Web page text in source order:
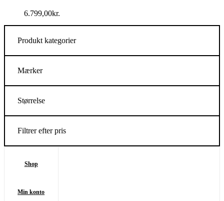
6.799,00kr.
Produkt kategorier
Mærker
Størrelse
Filtrer efter pris
Shop
Min konto